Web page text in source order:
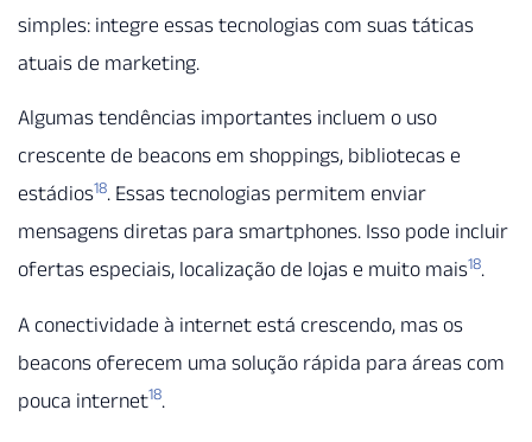
simples: integre essas tecnologias com suas táticas
atuais de marketing.
Algumas tendências importantes incluem o uso
crescente de beacons em shoppings, bibliotecas e
estádios18. Essas tecnologias permitem enviar
mensagens diretas para smartphones. Isso pode incluir
ofertas especiais, localização de lojas e muito mais18.
A conectividade à internet está crescendo, mas os
beacons oferecem uma solução rápida para áreas com
pouca internet18.